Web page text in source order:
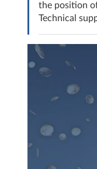
the position
Technical